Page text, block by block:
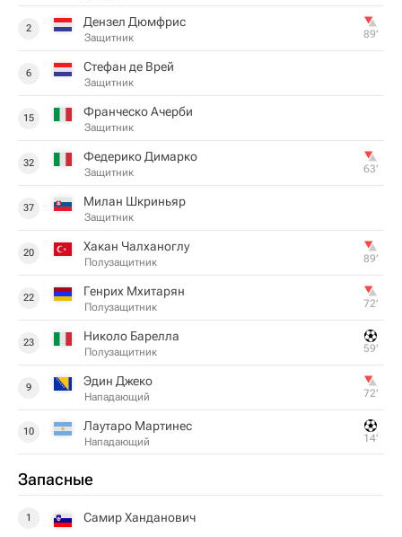
2 Дензел Дюмфрис
Защитник 89‎’‎
6 Стефан де Врей
Защитник
15 Франческо Ачерби
Защитник
32 Федерико Димарко
Защитник 63‎’‎
37 Милан Шкриньяр
Защитник
20 Хакан Чалханоглу
Полузащитник 89‎’‎
22 Генрих Мхитарян
Полузащитник 72‎’‎
23 Николо Барелла
Полузащитник 59‎’‎
9 Эдин Джеко
Нападающий 72‎’‎
10 Лаутаро Мартинес
Нападающий 14‎’‎
Запасные
1 Самир Ханданович